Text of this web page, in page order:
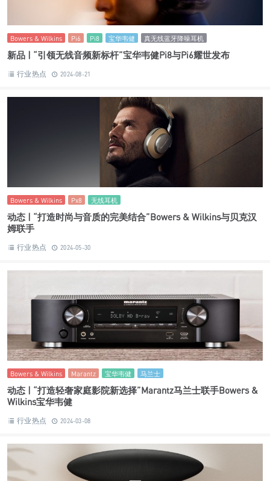
Bowers & Wilkins Pi6 Pi8 宝华韦健 真无线蓝牙降噪耳机
新品 | “引领无线音频新标杆”宝华韦健Pi8与Pi6耀世发布
行业热点 2024-08-21
Bowers & Wilkins Px8 无线耳机
动态 | “打造时尚与音质的完美结合”Bowers & Wilkins与贝克汉
姆联手
行业热点 2024-05-30
Bowers & Wilkins Marantz 宝华韦健 马兰士
动态 | “打造轻奢家庭影院新选择”Marantz马兰士联手Bowers &
Wilkins宝华韦健
行业热点 2024-03-08